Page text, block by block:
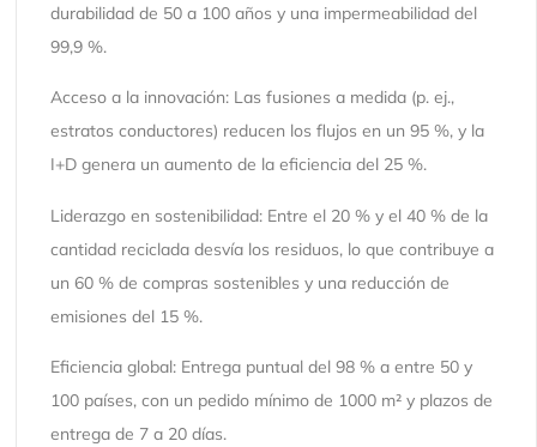
durabilidad de 50 a 100 años y una impermeabilidad del
99,9 %.
Acceso a la innovación: Las fusiones a medida (p. ej.,
estratos conductores) reducen los flujos en un 95 %, y la
I+D genera un aumento de la eficiencia del 25 %.
Liderazgo en sostenibilidad: Entre el 20 % y el 40 % de la
cantidad reciclada desvía los residuos, lo que contribuye a
un 60 % de compras sostenibles y una reducción de
emisiones del 15 %.
Eficiencia global: Entrega puntual del 98 % a entre 50 y
100 países, con un pedido mínimo de 1000 m² y plazos de
entrega de 7 a 20 días.